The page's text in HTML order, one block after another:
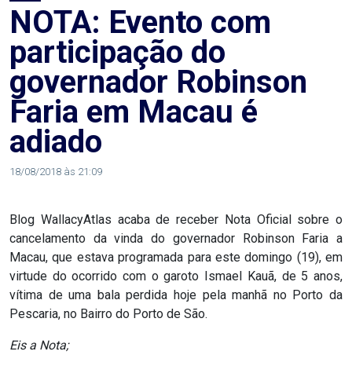
ALEGRIA
ALRN
ANIVERSARIANTE
ARTICULAÇÃO
PARLAMENTAR
ASSEMBLEIA
DO
RN
ASSEMBLEIA
NOTA: Evento com
participação do
governador Robinson
Faria em Macau é
adiado
18/08/2018 às 21:09
Blog WallacyAtlas acaba de receber Nota Oficial sobre o
cancelamento da vinda do governador Robinson Faria a
Macau, que estava programada para este domingo (19), em
virtude do ocorrido com o garoto Ismael Kauã, de 5 anos,
vítima de uma bala perdida hoje pela manhã no Porto da
Pescaria, no Bairro do Porto de São.
Eis a Nota;